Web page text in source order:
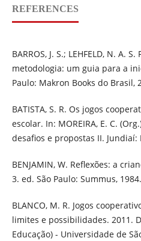
REFERENCES
BARROS, J. S.; LEHFELD, N. A.
metodologia: um guia para a
Paulo: Makron Books do Brasil,
BATISTA, S. R. Os jogos
escolar. In: MOREIRA, E. C.
desafios e propostas II. Jundiaí:
BENJAMIN, W. Reflexões: a
3. ed. São Paulo: Summus, 1984.
BLANCO, M. R. Jogos
limites e possibilidades. 2011.
Educação) - Universidade de